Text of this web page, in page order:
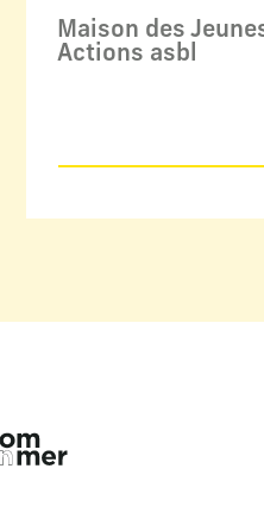
Maison des
Actions asbl